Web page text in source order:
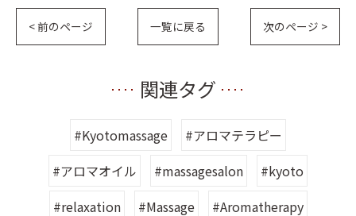
< 前のページ 一覧に戻る 次のページ >
関連タグ
#Kyotomassage
#アロマテラピー
#アロマオイル
#massagesalon
#kyoto
#relaxation
#Massage
#Aromatherapy